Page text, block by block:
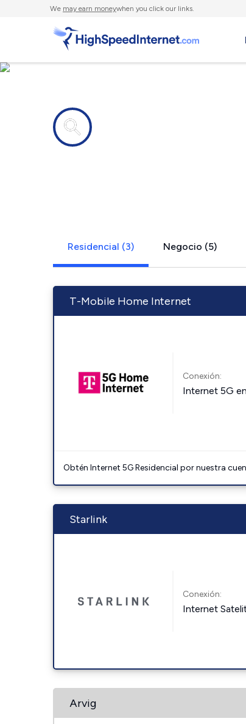
We may earn moneywhen you click our links.
Residencial (3) Negocio (5)
T-Mobile Home Internet
Conexión:
Internet 5G
Obtén Internet 5G Residencial por nuestra
Starlink
Conexión:
Internet
Arvig